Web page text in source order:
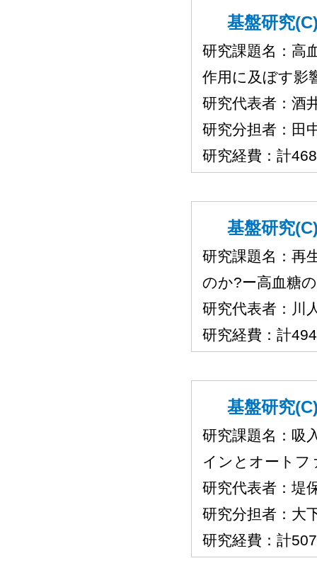
基盤研究
研究課題名：高
作用に及ぼす影
研究代表者：酒
研究分担者：田
研究経費：計
基盤研究
研究課題名：再
のか?ー高血糖
研究代表者：川
研究経費：計
基盤研究
研究課題名：吸
インとオートフ
研究代表者：堤
研究分担者：大
研究経費：計